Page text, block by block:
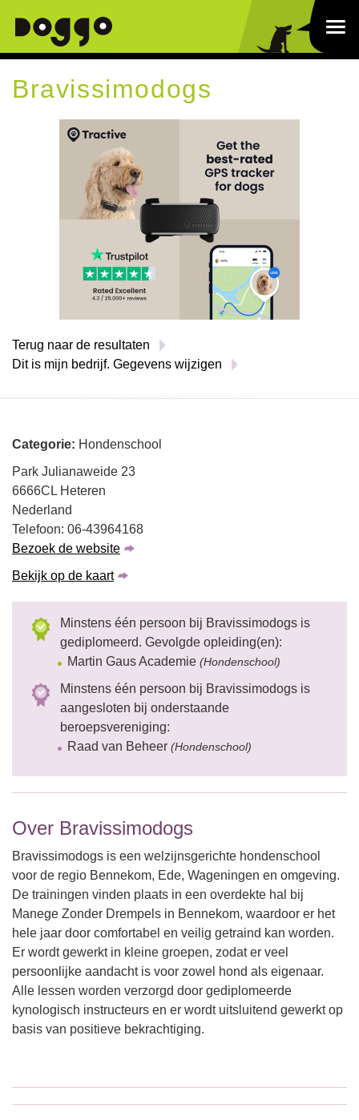
Bravissimodogs
Terug naar de resultaten
Dit is mijn bedrijf. Gegevens wijzigen
Categorie: Hondenschool
Park Julianaweide 23
6666CL Heteren
Nederland
Telefoon: 06-43964168
Bezoek de website
Bekijk op de kaart
Minstens één persoon bij Bravissimodogs is
gediplomeerd. Gevolgde opleiding(en):
Martin Gaus Academie (Hondenschool)
Minstens één persoon bij Bravissimodogs is
aangesloten bij onderstaande
beroepsvereniging:
Raad van Beheer (Hondenschool)
Over Bravissimodogs
Bravissimodogs is een welzijnsgerichte hondenschool
voor de regio Bennekom, Ede, Wageningen en omgeving.
De trainingen vinden plaats in een overdekte hal bij
Manege Zonder Drempels in Bennekom, waardoor er het
hele jaar door comfortabel en veilig getraind kan worden.
Er wordt gewerkt in kleine groepen, zodat er veel
persoonlijke aandacht is voor zowel hond als eigenaar.
Alle lessen worden verzorgd door gediplomeerde
kynologisch instructeurs en er wordt uitsluitend gewerkt op
basis van positieve bekrachtiging.